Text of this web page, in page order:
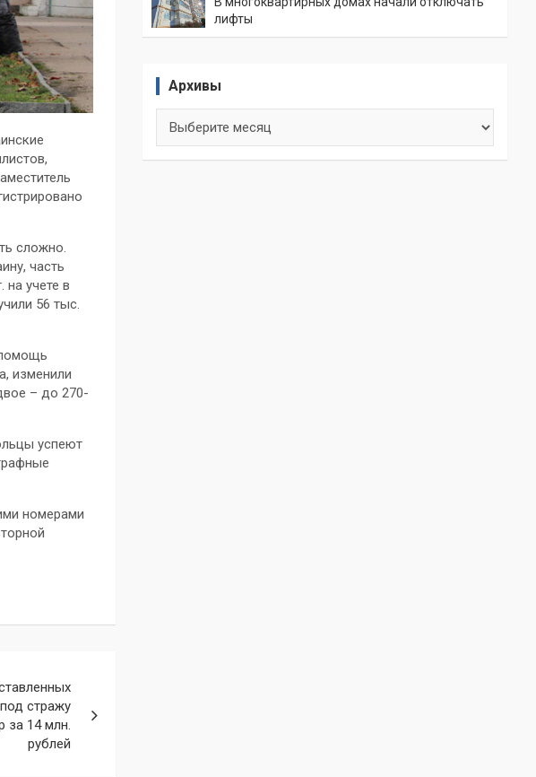
сложно.
часть
на учете в
56 тыс.
изменили
– до 270-
успеют
номерами
стражу
за 14 млн.
рублей
лифты
Архивы